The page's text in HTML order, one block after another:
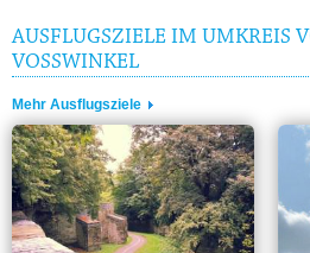
AUSFLUGSZIELE IM UMKREIS
VOSSWINKEL
Mehr Ausflugsziele